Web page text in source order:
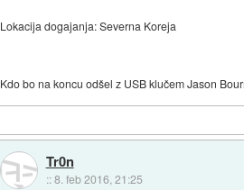
Lokacija dogajanja: Severna Koreja
Kdo bo na koncu odšel z USB klučem Jason
Tr0n
::8. feb 2016, 21:25